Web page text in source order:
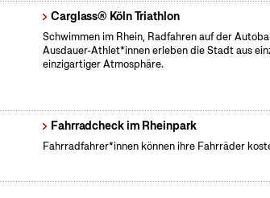
Carglass® Köln Triathlon
Schwimmen im Rhein, Radfahren auf der
Ausdauer-Athlet*innen erleben die Stadt aus
einzigartiger Atmosphäre.
Fahrradcheck im Rheinpark
Fahrradfahrer*innen können ihre Fahrräder